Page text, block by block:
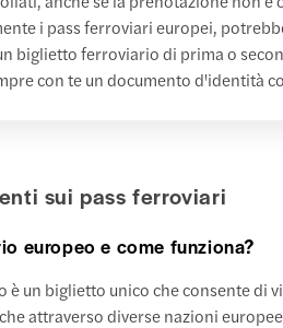
i pass ferroviari europei,
biglietto ferroviario di prima o
con te un documento d'identità
sui pass ferroviari
europeo e come funziona?
è un biglietto unico che consente di
attraverso diverse nazioni